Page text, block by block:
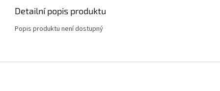
Detailní popis produktu
Popis produktu není dostupný